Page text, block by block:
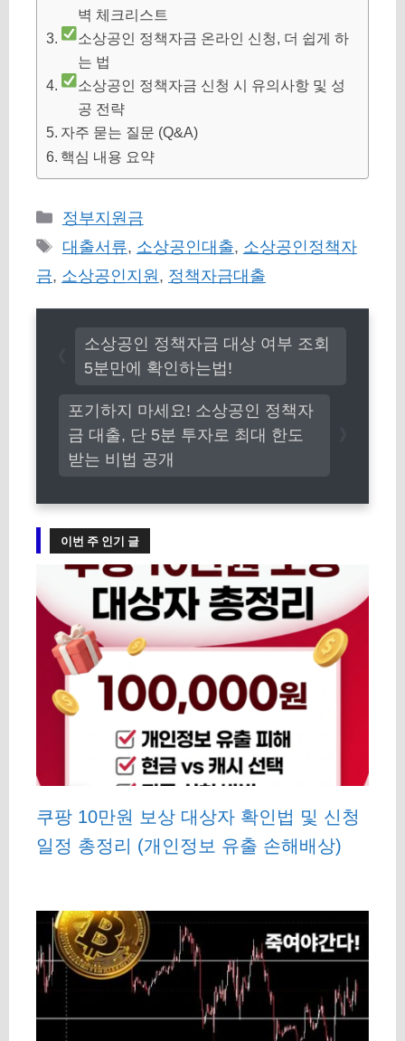
벽 체크리스트
소상공인 정책자금 온라인 신청, 더 쉽게 하
는 법
소상공인 정책자금 신청 시 유의사항 및 성
공 전략
자주 묻는 질문 (Q&A)
핵심 내용 요약
카
테
리
정부지원금
태
그
대출서류, 소상공인대출, 소상공인정책자
금, 소상공인지원 , 정책자금대출
포기하지 마세요! 소상공인 정책자
금 대출, 단 5분 투자로 최대 한도
받는 비법 공개
소상공인 정책자금 대상 여부 조회
5분만에 확인하는법!
이번 주 인기 글
쿠팡 10만원 보상 대상자 확인법 및 신청
일정 총정리 (개인정보 유출 손해배상)